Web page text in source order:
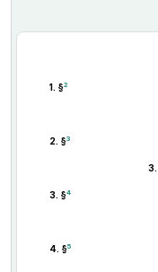
1. §2
2. §3
3.
3. §4
4. §5